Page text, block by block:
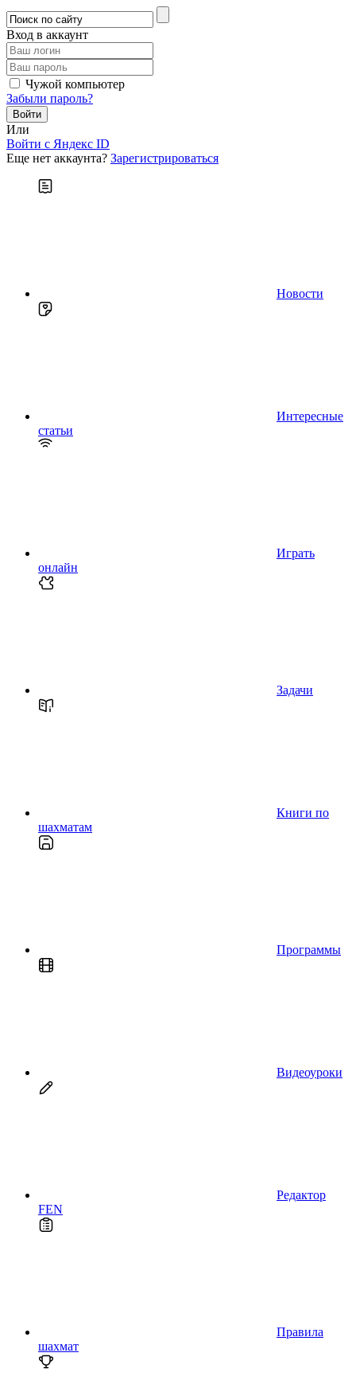
Вход в аккаунт
Чужой компьютер
Забыли пароль?
Или
Войти c Яндекс ID
Еще нет аккаунта? Зарегистрироваться
Новости
Интересные
статьи
Играть
онлайн
Задачи
Книги по
шахматам
Программы
Видеоуроки
Редактор
FEN
Правила
шахмат